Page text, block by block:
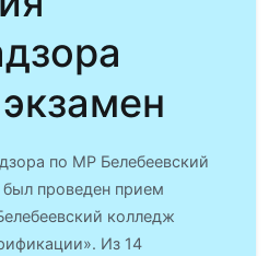
по МР Белебеевский
проведен прием
колледж
Из 14